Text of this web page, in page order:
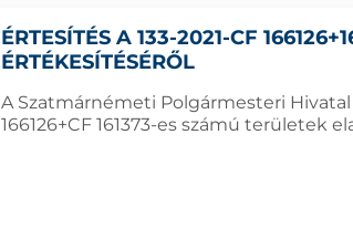
ÉRTESÍTÉS A 133-2021-CF
ÉRTÉKESÍTÉSÉRŐL
A Szatmárnémeti Polgármesteri Hivatal
166126+CF 161373-es számú területek